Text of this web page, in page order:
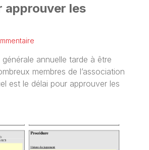
approuver les
générale annuelle tarde à être
membres de l’association
est le délai pour approuver les